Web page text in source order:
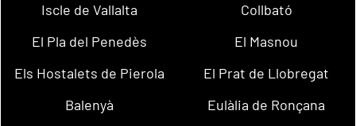
Iscle de Vallalta
Collbató
El Pla del Penedès
El Masnou
Els Hostalets de Pierola
El Prat de Llobregat
Balenyà
Eulàlia de Ronçana